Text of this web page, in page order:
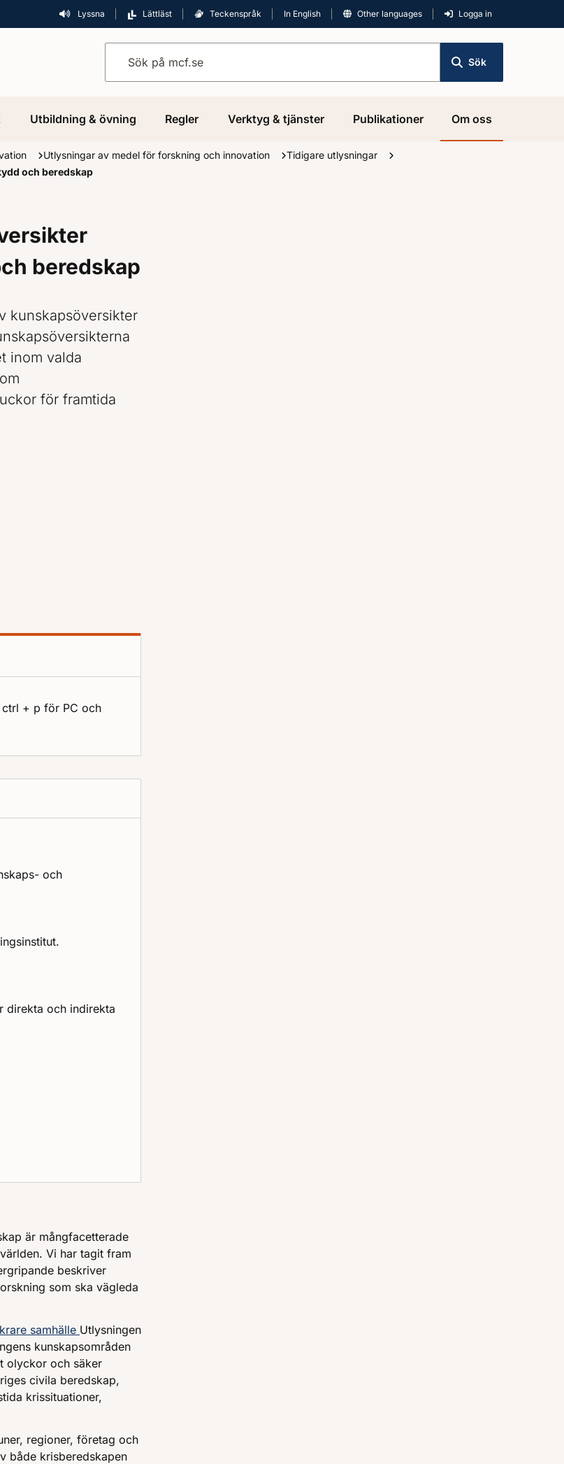
Lyssna Lättläst Teckenspråk In English Other languages Logga in
Sök
Utbildning & övning Regler Verktyg & tjänster Publikationer Om oss
Utlysningar av medel för forskning och innovation
Tidigare utlysningar
och beredskap
beredskap
kunskapsöversikter
inom valda
för framtida
ctrl + p för PC och
och
direkta och indirekta
är mångfacetterade
Vi har tagit fram
beskriver
som ska vägleda
samhälle Utlysningen
kunskapsområden
olyckor och säker
civila beredskap,
krissituationer,
regioner, företag och
både krisberedskapen